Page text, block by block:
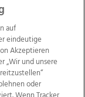
auf
eindeutige
Akzeptieren
„Wir und unsere
oder